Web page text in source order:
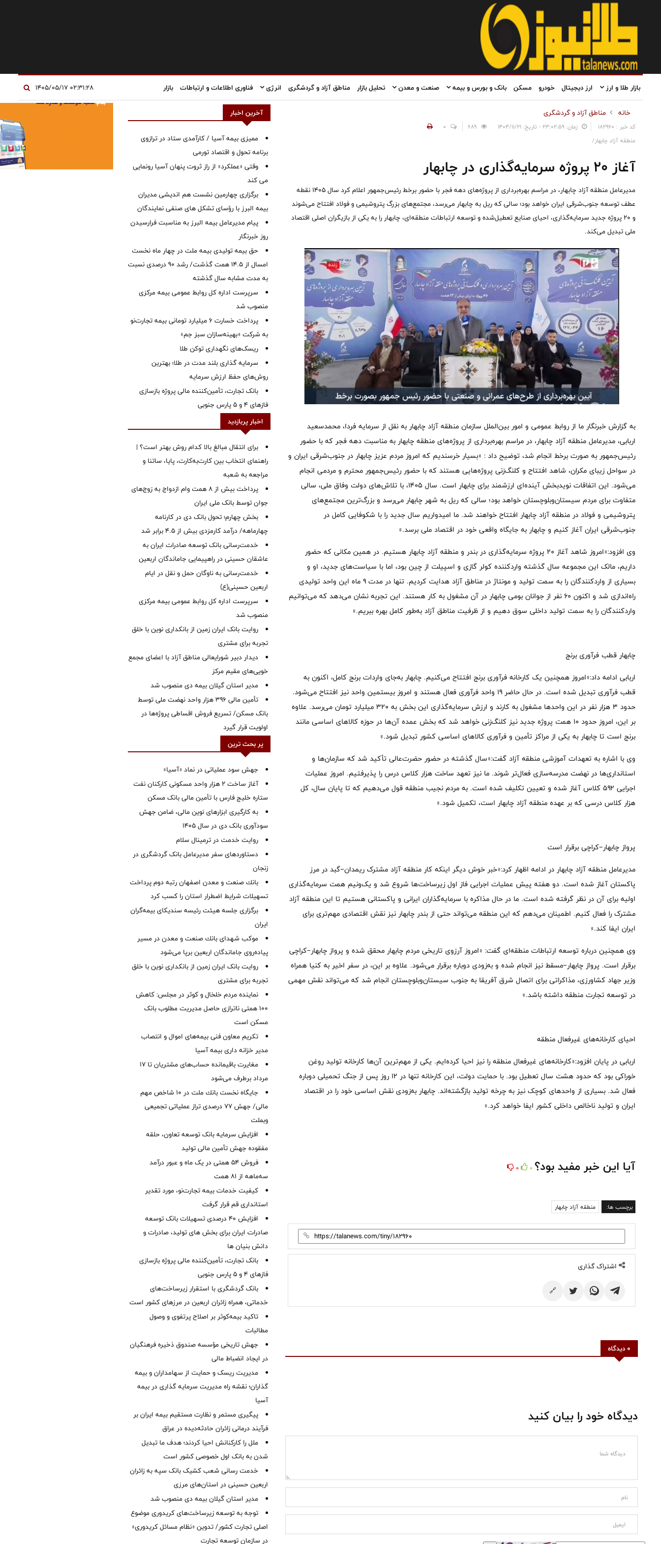
بازار طلا و ارز ارز دیجیتال خودرو مسکن بانک و بورس و بیمه صنعت و معدن تحلیل بازار مناطق آزاد و گردشگری انرژی فناوری اطلاعات و ارتباطات بازار
خانه مناطق آزاد و گردشگری
کد خبر : 182960 زمان: ۲۳:۰۲:۵۹ - تاریخ: ۱۴۰۴/۱۱/۲۱
0
منطقه آزاد چابهار/
آغاز ۲۰ پروژه سرمایه‌گذاری در چابهار
مدیرعامل منطقه آزاد چابهار، در مراسم بهره‌برداری از پروژه‌های دهه فجر با حضور برخط رئیس‌جمهور اعلام کرد سال ۱۴۰۵ نقطه
عطف توسعه جنوب‌شرقی ایران خواهد بود؛ سالی که ریل به چابهار می‌رسد، مجتمع‌های بزرگ پتروشیمی و فولاد افتتاح می‌شوند
و ۲۰ پروژه جدید سرمایه‌گذاری، احیای صنایع تعطیل‌شده و توسعه ارتباطات منطقه‌ای، چابهار را به یکی از بازیگران اصلی اقتصاد
ملی تبدیل می‌کند.
به گزارش خبرنگار ما از روابط عمومی و امور بین‌الملل سازمان منطقه آزاد چابهار به نقل از سرمایه فردا، محمدسعید
اربابی، مدیرعامل منطقه آزاد چابهار، در مراسم بهره‌برداری از پروژه‌های منطقه چابهار به مناسبت دهه فجر که با حضور
رئیس‌جمهور به صورت برخط انجام شد، توضیح داد : «بسیار خرسندیم که امروز مردم عزیز چابهار در جنوب‌شرقی ایران و
در سواحل زیبای مکران، شاهد افتتاح و کلنگ‌زنی پروژه‌هایی هستند که با حضور رئیس‌جمهور محترم و مردمی انجام
می‌شود. این اتفاقات نویدبخش آینده‌ای ارزشمند برای چابهار است. سال ۱۴۰۵، با تلاش‌های دولت وفاق ملی، سالی
متفاوت برای مردم سیستان‌وبلوچستان خواهد بود؛ سالی که ریل به شهر چابهار می‌رسد و بزرگ‌ترین مجتمع‌های
پتروشیمی و فولاد در منطقه آزاد چابهار افتتاح خواهند شد. ما امیدواریم سال جدید را با شکوفایی کامل در
جنوب‌شرقی ایران آغاز کنیم و چابهار به جایگاه واقعی خود در اقتصاد ملی برسد.»
وی افزود:«امروز شاهد آغاز ۲۰ پروژه سرمایه‌گذاری در بندر و منطقه آزاد چابهار هستیم. در همین مکانی که حضور
داریم، مالک این مجموعه سال گذشته واردکننده کولر گازی و اسپیلت از چین بود، اما با سیاست‌های جدید، او و
بسیاری از واردکنندگان را به سمت تولید و مونتاژ در مناطق آزاد هدایت کردیم. تنها در مدت ۹ ماه این واحد تولیدی
راه‌اندازی شد و اکنون ۶۰ نفر از جوانان بومی چابهار در آن مشغول به کار هستند. این تجربه نشان می‌دهد که می‌توانیم
واردکنندگان را به سمت تولید داخلی سوق دهیم و از ظرفیت مناطق آزاد به‌طور کامل بهره ببریم.»
چابهار قطب فرآوری برنج
اربابی ادامه داد:«امروز همچنین یک کارخانه فرآوری برنج افتتاح می‌کنیم. چابهار به‌جای واردات برنج کامل، اکنون به
قطب فرآوری تبدیل شده است. در حال حاضر ۱۹ واحد فرآوری فعال هستند و امروز بیستمین واحد نیز افتتاح می‌شود.
حدود ۳ هزار نفر در این واحدها مشغول به کارند و ارزش سرمایه‌گذاری این بخش به ۳۲۰ میلیارد تومان می‌رسد. علاوه
بر این، امروز حدود ۱۰ همت پروژه جدید نیز کلنگ‌زنی خواهد شد که بخش عمده آن‌ها در حوزه کالاهای اساسی مانند
برنج است تا چابهار به یکی از مراکز تأمین و فرآوری کالاهای اساسی کشور تبدیل شود.»
وی با اشاره به تعهدات آموزشی منطقه آزاد گفت:«سال گذشته در حضور حضرت‌عالی تأکید شد که سازمان‌ها و
استانداری‌ها در نهضت مدرسه‌سازی فعال‌تر شوند. ما نیز تعهد ساخت هزار کلاس درس را پذیرفتیم. امروز عملیات
اجرایی ۵۹۲ کلاس آغاز شده و تعیین تکلیف شده است. به مردم نجیب منطقه قول می‌دهیم که تا پایان سال، کل
هزار کلاس درسی که بر عهده منطقه آزاد چابهار است، تکمیل شود.»
پرواز چابهار–کراچی برقرار است
مدیرعامل منطقه آزاد چابهار در ادامه اظهار کرد:«خبر خوش دیگر اینکه کار منطقه آزاد مشترک ریمدان–گبد در مرز
پاکستان آغاز شده است. دو هفته پیش عملیات اجرایی فاز اول زیرساخت‌ها شروع شد و یک‌ونیم همت سرمایه‌گذاری
اولیه برای آن در نظر گرفته شده است. ما در حال مذاکره با سرمایه‌گذاران ایرانی و پاکستانی هستیم تا این منطقه آزاد
مشترک را فعال کنیم. اطمینان می‌دهم که این منطقه می‌تواند حتی از بندر چابهار نیز نقش اقتصادی مهم‌تری برای
ایران ایفا کند.»
وی همچنین درباره توسعه ارتباطات منطقه‌ای گفت: «امروز آرزوی تاریخی مردم چابهار محقق شده و پرواز چابهار–کراچی
برقرار است. پرواز چابهار–مسقط نیز انجام شده و به‌زودی دوباره برقرار می‌شود. علاوه بر این، در سفر اخیر به کنیا همراه
وزیر جهاد کشاورزی، مذاکراتی برای اتصال شرق آفریقا به جنوب سیستان‌وبلوچستان انجام شد که می‌تواند نقش مهمی
در توسعه تجارت منطقه داشته باشد.»
احیای کارخانه‌های غیرفعال منطقه
اربابی در پایان افزود:«کارخانه‌های غیرفعال منطقه را نیز احیا کرده‌ایم. یکی از مهم‌ترین آن‌ها کارخانه تولید روغن
خوراکی بود که حدود هشت سال تعطیل بود. با حمایت دولت، این کارخانه تنها در ۱۲ روز پس از جنگ تحمیلی دوباره
فعال شد. بسیاری از واحدهای کوچک نیز به چرخه تولید بازگشته‌اند. چابهار به‌زودی نقش اساسی خود را در اقتصاد
ایران و تولید ناخالص داخلی کشور ایفا خواهد کرد.»
آیا این خبر مفید بود؟ 0
0
برچسب ها: منطقه آزاد چابهار
اشتراک گذاری
🔗
0 دیدگاه
دیدگاه خود را بیان کنید
آخرین اخبار
ممیزی بیمه آسیا / کارآمدی ستاد در ترازوی
برنامه تحول و اقتصاد تورمی
وقتی «عملکرد» از راز ثروت پنهان آسیا رونمایی
می کند
برگزاری چهارمین نشست هم اندیشی مدیران
بیمه البرز با رؤسای تشکل های صنفی نمایندگان
پیام مدیرعامل بیمه البرز به مناسبت فرارسیدن
روز خبرنگار
حق بیمه تولیدی بیمه ملت در چهار ماه نخست
امسال از 14.5 همت گذشت/ رشد 90 درصدی نسبت
به مدت مشابه سال گذشته
سرپرست اداره كل روابط عمومی بیمه مركزی
منصوب شد
پرداخت خسارت ۶ میلیارد تومانی بیمه تجارت‌نو
به شرکت «بهینه‌سازان سبز جم»
ریسک‌های نگهداری توکن طلا
سرمایه گذاری بلند مدت در طلا؛ بهترین
روش‌های حفظ ارزش سرمایه
بانک تجارت، تأمین‌کننده مالی پروژه بازسازی
فازهای ۴ و ۵ پارس جنوبی
اخبار پربازدید
برای انتقال مبالغ بالا کدام روش بهتر است؟ |
راهنمای انتخاب بین کارت‌به‌کارت، پایا، ساتنا و
مراجعه به شعبه
پرداخت بیش از ۸ همت وام ازدواج به زوج‌های
جوان توسط بانک ملی ایران
بخش چهارم؛ تحول بانک دی در کارنامه
چهارماهه/ درآمد کارمزدی بیش از ۴.۵ برابر شد
خدمت‌رسانی بانک توسعه صادرات ایران به
عاشقان حسینی در راهپیمایی جاماندگان اربعین
خدمت‌رسانی به ناوگان حمل و نقل در ایام
اربعین حسینی(ع)
سرپرست اداره کل روابط عمومی بیمه مرکزی
منصوب شد
روایت بانک ایران زمین از بانکداری نوین با خلق
تجربه برای مشتری
دیدار دبیر شورایعالی مناطق آزاد با اعضای مجمع
خویی‌های مقیم مرکز
‌مدیر استان گیلان بیمه دی منصوب شد
تأمین مالی ۳۹۶ هزار واحد نهضت ملی توسط
بانک مسکن/ تسریع فروش اقساطی پروژه‌ها در
اولویت قرار گیرد
پر بحث ترین
جهش سود عملیاتی در نماد «آسیا»
آغاز ساخت ۲ هزار واحد مسکونی کارکنان نفت
ستاره خلیج فارس با تأمین مالی بانک مسکن
به کارگیری ابزارهای نوین مالی، ضامن جهش
سودآوری بانک دی در سال 1405
روایت خدمت در ترمینال سلام
دستاوردهای سفر مدیرعامل بانک گردشگری در
زنجان
بانك صنعت و معدن اصفهان رتبه دوم پرداخت
تسهیلات شرایط اضطرار استان را كسب كرد
برگزاری جلسه هیئت رئیسه سندیکای بیمه‌گران
ایران
موكب شهدای بانك صنعت و معدن در مسیر
پیاده‌روی جاماندگان اربعین برپا می‌شود
روایت بانک ایران زمین از بانکداری نوین با خلق
تجربه برای مشتری
نماینده مردم خلخال و کوثر در مجلس: کاهش
۱۰۰ همتی ناترازی حاصل مدیریت مطلوب بانک
مسکن است
تکریم معاون فنی بیمه‌های اموال و انتصاب
مدیر خزانه داری بیمه آسیا
مغایرت‌ باقیمانده حساب‌های مشتریان تا ۱۷
مرداد برطرف می‌شود
جایگاه نخست بانك ملت در 10 شاخص مهم
مالی/ جهش 77 درصدی تراز عملیاتی تجمیعی
وبملت
افزایش سرمایه بانک توسعه تعاون، حلقه
مفقوده جهش تأمین مالی تولید
فروش 54 همتی در یک ماه و عبور درآمد
سه‌ماهه از 81 همت
کیفیت خدمات بیمه تجارت‌نو، مورد تقدیر
استانداری قم قرار گرفت
افزایش 40 درصدی تسهیلات بانک توسعه
صادرات ایران برای بخش های تولید، صادرات و
دانش بنیان ها
بانک تجارت، تأمین‌کننده مالی پروژه بازسازی
فازهای ۴ و ۵ پارس جنوبی
بانک گردشگری با استقرار زیرساخت‌های
خدماتی، همراه زائران اربعین در مرزهای کشور است
تاکید بیمه‌کوثر بر اصلاح پرتفوی و وصول
مطالبات ‌
جهش تاریخی مؤسسه صندوق ذخیره فرهنگیان
در ایجاد انضباط مالی
مدیریت ریسک و حمایت از سهامداران و بیمه
گذاران؛ نقشه راه مدیریت سرمایه گذاری در بیمه
آسیا
پیگیری مستمر و نظارت مستقیم بیمه ایران بر
فرآیند درمانی زائران حادثه‌دیده در عراق
ملل را کارکنانش احیا کردند؛ هدف ما تبدیل
شدن به بانک اول خصوصی کشور است
خدمت رسانی شعب کشیک بانک سپه به زائران
اربعین حسینی در استان‌‌های مرزی
‌مدیر استان گیلان بیمه دی منصوب شد
توجه به توسعه زیرساخت‌های کریدوری موضوع
اصلی تجارت کشور/ تدوین «نظام مسائل کریدوری»
در سازمان توسعه تجارت